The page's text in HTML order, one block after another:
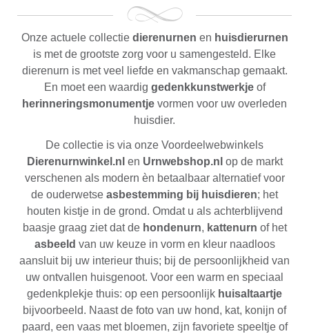
Onze actuele collectie dierenurnen en huisdierurnen
is met de grootste zorg voor u samengesteld. Elke
dierenurn is met veel liefde en vakmanschap gemaakt.
En moet een waardig gedenkkunstwerkjeof
herinneringsmonumentje vormen voor uw overleden
huisdier.
De collectie is via onze Voordeelwebwinkels
Dierenurnwinkel.nl en Urnwebshop.nl op de markt
verschenen als modern èn betaalbaar alternatief voor
de ouderwetse asbestemming bij huisdieren; het
houten kistje in de grond. Omdat u als achterblijvend
baasje graag ziet dat de hondenurn, kattenurn of het
asbeeld van uw keuze in vorm en kleur naadloos
aansluit bij uw interieur thuis; bij de persoonlijkheid van
uw ontvallen huisgenoot. Voor een warm en speciaal
gedenkplekje thuis: op een persoonlijk huisaltaartje
bijvoorbeeld. Naast de foto van uw hond, kat, konijn of
paard, een vaas met bloemen, zijn favoriete speeltje of